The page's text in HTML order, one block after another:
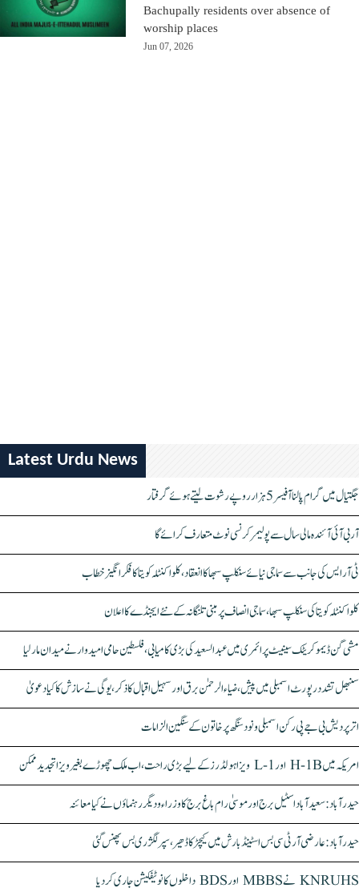
Bachupally residents over absence of
worship places
Jun 07, 2026
Latest Urdu News
جگتیال میں گرام پالنا آفیسر 5 ہزار روپے رشوت لیتے ہوئے گرفتار
آر بی آئی آئندہ مالی سال سے پولیمر کرنسی نوٹ متعارف کرائے گا
ٹی آر ایس کی جانب سے سماجی نیائے سنکلپ سبھا کا انعقاد، کلواکنٹلہ کویتا کا فکر انگیز خطاب
کلواکنٹلہ کویتا کی سنکلپ سبھا، سماجی انصاف پر مبنی تلنگانہ کے نئے ایجنڈے کا اعلان
مشی گن ڈیموکریٹک سینیٹ پرائمری میں عبدالسعید کی بڑی کامیابی، فلسطین حامی امیدوار نے میدان مار لیا
سنبھل تشدد رپورٹ اسمبلی میں پیش، ضیاء الرحمٰن برق اور سہیل اقبال کا ذکر، یوگی نے سازش کا کیا دعویٰ
اتر پردیش بی جے پی رکن اسمبلی ونود سنگھ پر خاتون کے سنگین الزامات
امریکہ میں H-1B اور L-1 ویزا ہولڈرز کے لیے بڑی راحت، اب ملک چھوڑے بغیر ویزا تجدید ممکن
حیدرآباد: سعیدآباد اسٹیل برج اور موسیٰ رام باغ برج کا وزراء و دیگر رہنماؤں نے کیا معائنہ
حیدرآباد: عارضی آر ٹی سی بس اسٹینڈ بارش میں کیچڑ کا ڈھیر، سپر لگژری بس پھنس گئی
KNRUHS نے MBBS اور BDS داخلوں کا نوٹیفکیشن جاری کر دیا